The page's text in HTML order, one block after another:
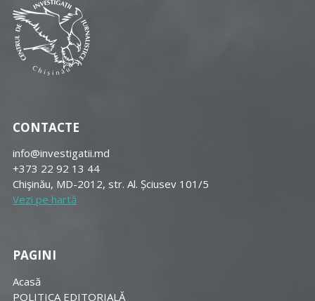
CONTACTE
info@investigatii.md
+373 22 92 13 44
Chişinău, MD-2012, str. Al. Șciusev 101/5
Vezi pe hartă
PAGINI
Acasă
POLITICA EDITORIALĂ